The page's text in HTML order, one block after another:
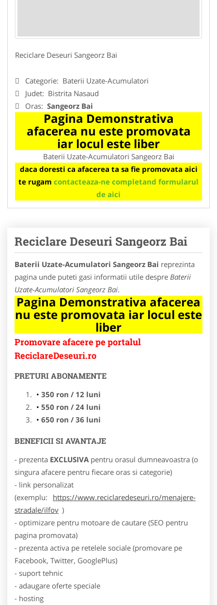
Reciclare Deseuri Sangeorz Bai
Categorie: Baterii Uzate-Acumulatori
Judet: Bistrita Nasaud
Oras: Sangeorz Bai
Pagina Demonstrativa
afacerea nu este promovata
iar locul este liber
Baterii Uzate-Acumulatori Sangeorz Bai
daca doresti ca afacerea ta sa fie promovata aici
te rugam contacteaza-ne completand formularul
de aici
Reciclare Deseuri Sangeorz Bai
Baterii Uzate-Acumulatori Sangeorz Bai reprezinta
pagina unde puteti gasi informatii utile despre Baterii
Uzate-Acumulatori Sangeorz Bai.
Pagina Demonstrativa afacerea
nu este promovata iar locul este
liber
Promovare afacere pe portalul
ReciclareDeseuri.ro
PRETURI ABONAMENTE
350 ron / 12 luni
550 ron / 24 luni
650 ron / 36 luni
BENEFICII SI AVANTAJE
- prezenta EXCLUSIVA pentru orasul dumneavoastra (o
singura afacere pentru fiecare oras si categorie)
- link personalizat
(exemplu:
https://www.reciclaredeseuri.ro/menajere-
stradale/ilfov )
- optimizare pentru motoare de cautare (SEO pentru
pagina promovata)
- prezenta activa pe retelele sociale (promovare pe
Facebook, Twitter, GooglePlus)
- suport tehnic
- adaugare oferte speciale
- hosting